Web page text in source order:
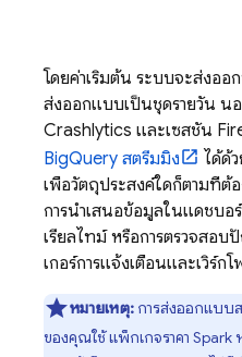
โดยค่าเริ่มต้น ระบบจะส่งออ
ส่งออกแบบเป็นชุดรายวัน
Crashlytics และเซสชัน
BigQuery สตรีมมิง
ได้ด้
เพื่อวัตถุประสงค์ใดก็ตามที่ต้
การนำเสนอข้อมูลในแดชบอ
เรียลไทม์ หรือการตรวจสอ
เกอร์การแจ้งเตือนและเวิร์ก
หมายเหตุ: การส่งออกแบบ
ของคุณใช้ แพ็กเกจราคา Spark